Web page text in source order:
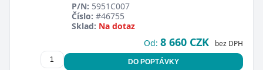
P/N: 5951C007
Číslo: #46755
Sklad: Na dotaz
Od: 8 660 CZK bez DPH
DO POPTÁVKY